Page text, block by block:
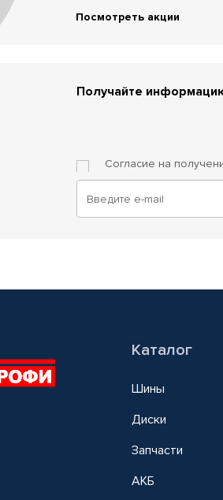
Посмотреть акции
Получайте
Согласие на
Каталог
Шины
Диски
Запчасти
АКБ